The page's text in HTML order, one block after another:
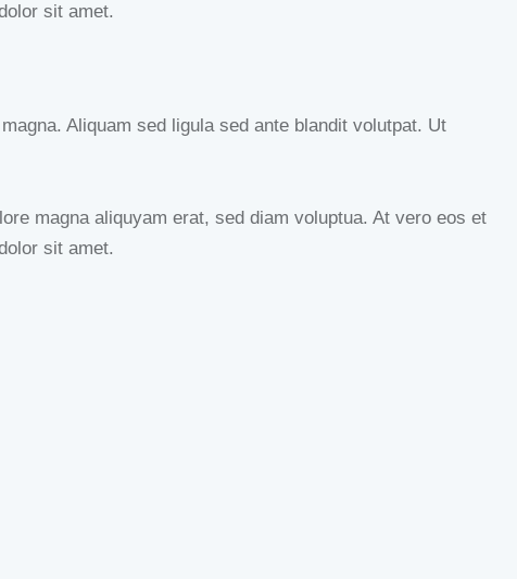
sit amet.
Aliquam sed ligula sed ante blandit volutpat. Ut
magna aliquyam erat, sed diam voluptua. At vero eos et
sit amet.